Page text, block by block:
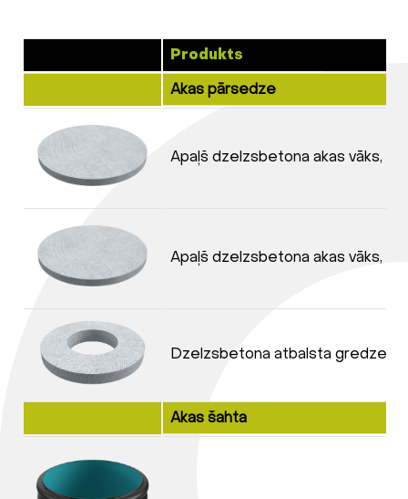
Produkts
Akas pārsedze
Apaļš dzelzsbetona akas vāks,
Apaļš dzelzsbetona akas vāks,
Dzelzsbetona atbalsta
Akas šahta